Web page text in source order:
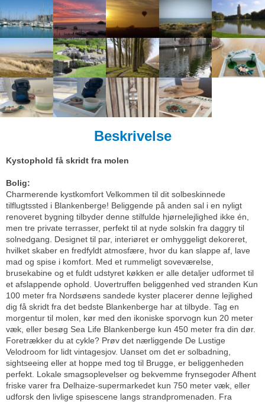
Beskrivelse
Kystophold få skridt fra molen
Bolig:
Charmerende kystkomfort Velkommen til dit solbeskinnede
tilflugtssted i Blankenberge! Beliggende på anden sal i en nyligt
renoveret bygning tilbyder denne stilfulde hjørnelejlighed ikke én,
men tre private terrasser, perfekt til at nyde solskin fra daggry til
solnedgang. Designet til par, interiøret er omhyggeligt dekoreret,
hvilket skaber en fredfyldt atmosfære, hvor du kan slappe af, lave
mad og spise i komfort. Med et rummeligt soveværelse,
brusekabine og et fuldt udstyret køkken er alle detaljer udformet til
et afslappende ophold. Uovertruffen beliggenhed ved stranden Kun
100 meter fra Nordsøens sandede kyster placerer denne lejlighed
dig få skridt fra det bedste Blankenberge har at tilbyde. Tag en
morgentur til molen, kør med den ikoniske sporvogn kun 20 meter
væk, eller besøg Sea Life Blankenberge kun 450 meter fra din dør.
Foretrækker du at cykle? Prøv det nærliggende De Lustige
Velodroom for lidt vintagesjov. Uanset om det er solbadning,
sightseeing eller at hoppe med tog til Brugge, er beliggenheden
perfekt. Lokale smagsoplevelser og bekvemme frynsegoder Afhent
friske varer fra Delhaize-supermarkedet kun 750 meter væk, eller
udforsk den livlige spisescene langs strandpromenaden. Fra